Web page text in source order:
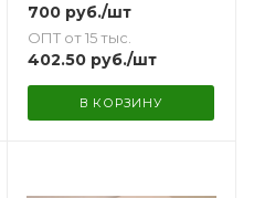
700руб./шт
ОПТ от 15 тыс.
402.50руб./шт
В КОРЗИНУ